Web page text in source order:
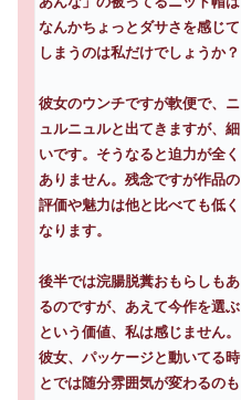
なんかちょっとダサさを感じて
しまうのは私だけでしょうか？
彼女のウンチですが軟便で、ニ
ュルニュルと出てきますが、細
いです。そうなると迫力が全く
ありません。残念ですが作品の
評価や魅力は他と比べても低く
なります。
後半では浣腸脱糞おもらしもあ
るのですが、あえて今作を選ぶ
という価値、私は感じません。
彼女、パッケージと動いてる時
とでは随分雰囲気が変わるのも